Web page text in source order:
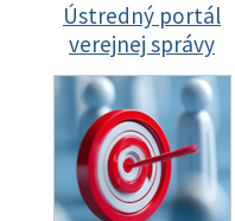
Ústredný portál
verejnej správy